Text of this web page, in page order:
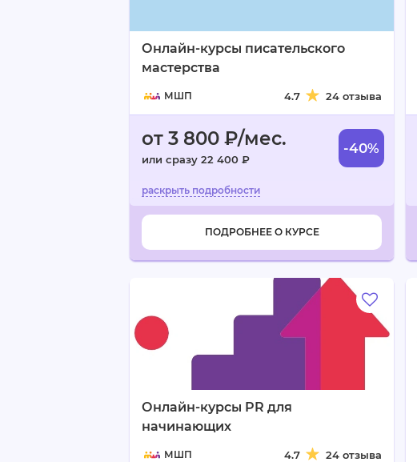
Онлайн-курсы писательского
мастерства
МШП 4.7 24 отзыва
от 3 800 ₽/мес.
или сразу 22 400 ₽
-40%
ПОДРОБНЕЕ О КУРСЕ
Онлайн-курсы PR для
начинающих
МШП 4.7 24 отзыва